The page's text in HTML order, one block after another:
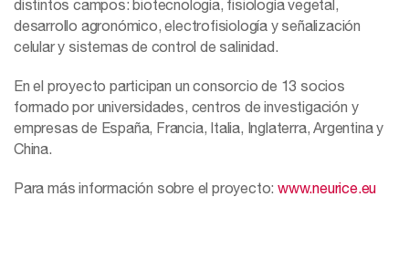
distintos campos: biotecnología, fisiología vegetal,
desarrollo agronómico, electrofisiología y señalización
celular y sistemas de control de salinidad.
En el proyecto participan un consorcio de 13 socios
formado por universidades, centros de investigación y
empresas de España, Francia, Italia, Inglaterra, Argentina y
China.
Para más información sobre el proyecto: www.neurice.eu